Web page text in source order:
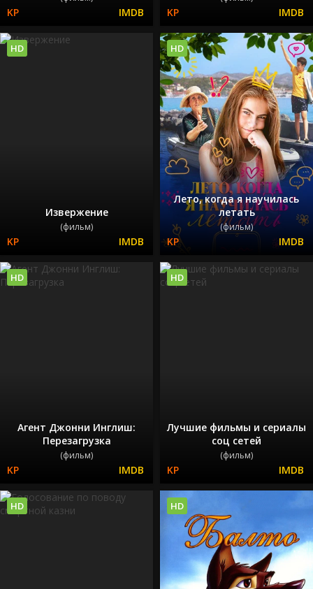
Извержение
(фильм)
HD
Лето, когда я научилась
летать
(фильм)
HD
Агент Джонни Инглиш:
Перезагрузка
(фильм)
HD
Лучшие фильмы и сериалы
соц сетей
(фильм)
HD
HD HD